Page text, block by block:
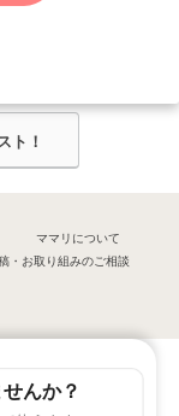
んか？
成させていただきま
ト！
ママリについて
・お取り組みのご相談